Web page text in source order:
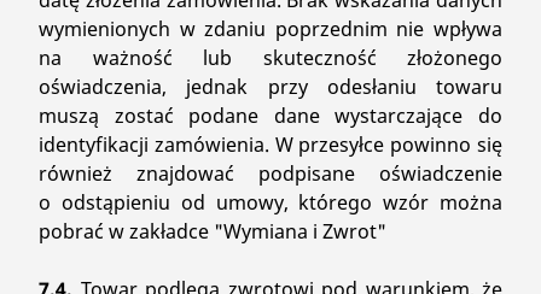
wymienionych w zdaniu poprzednim nie wpływa
na ważność lub skuteczność złożonego
oświadczenia, jednak przy odesłaniu towaru
muszą zostać podane dane wystarczające do
identyfikacji zamówienia. W przesyłce powinno się
również znajdować podpisane oświadczenie
o odstąpieniu od umowy, którego wzór można
pobrać w zakładce "Wymiana i Zwrot"